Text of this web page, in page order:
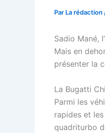
Par La rédaction
Sadio Mané,
Mais en
présenter la
La Bugatti
Parmi les
rapides et
quadriturbo